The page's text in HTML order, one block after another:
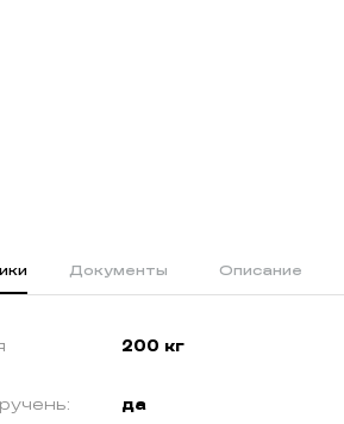
Документы Описание
200 кг
да